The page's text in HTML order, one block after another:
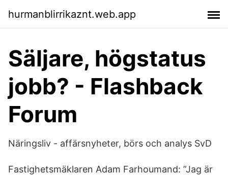
hurmanblirrikaznt.web.app
Säljare, högstatus
jobb? - Flashback
Forum
Näringsliv - affärsnyheter, börs och analys SvD
Fastighetsmäklaren Adam Farhoumand: ”Jag är